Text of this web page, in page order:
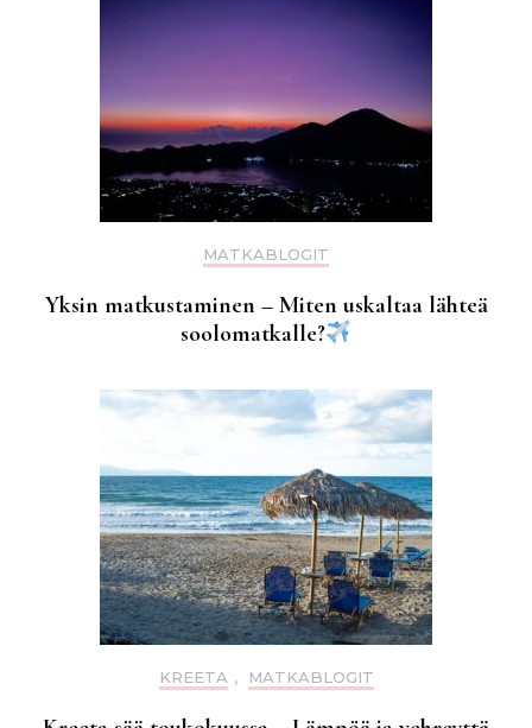
MATKABLOGIT
Yksin matkustaminen – Miten uskaltaa lähteä
soolomatkalle?
KREETA , MATKABLOGIT